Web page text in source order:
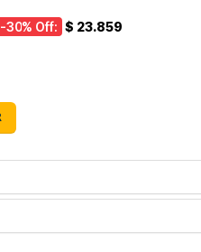
-30% Off: $ 23.859